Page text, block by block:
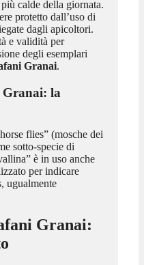
calde della giornata.
protetto dall’uso di
dagli apicoltori.
e validità per
degli esemplari
Granai.
Granai: la
flies” (mosche dei
sotto-specie di
è in uso anche
per indicare
ugualmente
Granai: